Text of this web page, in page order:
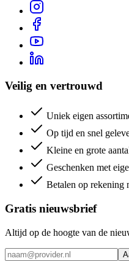
Veilig en vertrouwd
Uniek eigen
Op tijd en snel
Kleine en grote
Geschenken met
Betalen op rekening
Gratis nieuwsbrief
Altijd op de hoogte van de